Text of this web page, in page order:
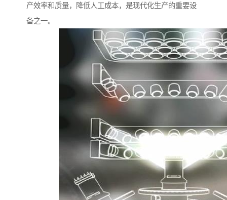
产效率和质量，降低人工成本，是现代化生产的重要设
备之一。